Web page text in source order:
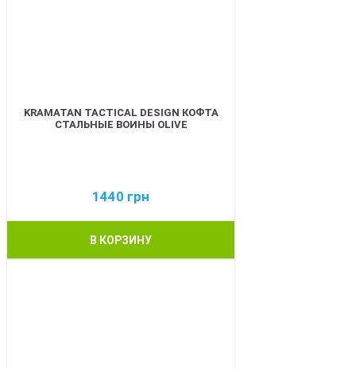
KRAMATAN TACTICAL DESIGN КОФТА
СТАЛЬНЫЕ ВОИНЫ OLIVE
1440 грн
В КОРЗИНУ